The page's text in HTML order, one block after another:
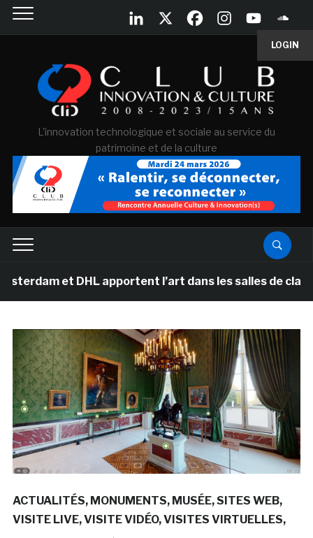
LOGIN
L'innovation technologique et sociale au service du
patrimoine et de la culture
et DHL apportent l’art dans les salles de classe des
ACTUALITÉS MONUMENTS MUSÉE SITES WEB
VISITE LIVE VISITE VIDÉO VISITES VIRTUELLES